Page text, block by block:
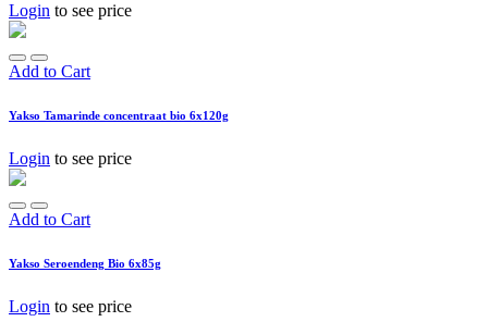
Login to see price
Add to Cart
Yakso Tamarinde concentraat bio 6x120g
Login to see price
Add to Cart
Yakso Seroendeng Bio 6x85g
Login to see price